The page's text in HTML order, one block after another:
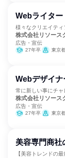
Webライター
様々なクリエイティ
株式会社リソース
広告・宣伝
27年卒 東京
Webデザイナ
常に新しい事にチャ
株式会社リソース
広告・宣伝
27年卒 東京
美容専門商社
【美容トレンドの